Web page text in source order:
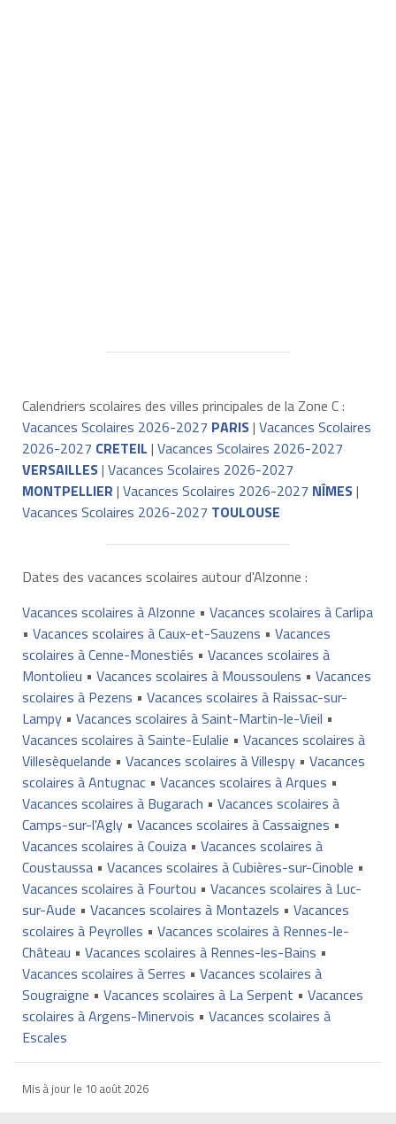
Calendriers scolaires des villes principales de la Zone C :
Vacances Scolaires 2026-2027 PARIS| Vacances Scolaires
2026-2027 CRETEIL | Vacances Scolaires 2026-2027
VERSAILLES| Vacances Scolaires 2026-2027
MONTPELLIER | Vacances Scolaires 2026-2027 NÎMES|
Vacances Scolaires 2026-2027 TOULOUSE
Dates des vacances scolaires autour d'Alzonne :
Vacances scolaires à Alzonne • Vacances scolaires à Carlipa
• Vacances scolaires à Caux-et-Sauzens • Vacances
scolaires à Cenne-Monestiés • Vacances scolaires à
Montolieu • Vacances scolaires à Moussoulens • Vacances
scolaires à Pezens • Vacances scolaires à Raissac-sur-
Lampy• Vacances scolaires à Saint-Martin-le-Vieil •
Vacances scolaires à Sainte-Eulalie • Vacances scolaires à
Villesèquelande • Vacances scolaires à Villespy• Vacances
scolaires à Antugnac• Vacances scolaires à Arques •
Vacances scolaires à Bugarach • Vacances scolaires à
Camps-sur-l'Agly• Vacances scolaires à Cassaignes •
Vacances scolaires à Couiza• Vacances scolaires à
Coustaussa• Vacances scolaires à Cubières-sur-Cinoble •
Vacances scolaires à Fourtou • Vacances scolaires à Luc-
sur-Aude • Vacances scolaires à Montazels • Vacances
scolaires à Peyrolles • Vacances scolaires à Rennes-le-
Château • Vacances scolaires à Rennes-les-Bains •
Vacances scolaires à Serres • Vacances scolaires à
Sougraigne • Vacances scolaires à La Serpent • Vacances
scolaires à Argens-Minervois • Vacances scolaires à
Escales
Mis à jour le 10 août 2026